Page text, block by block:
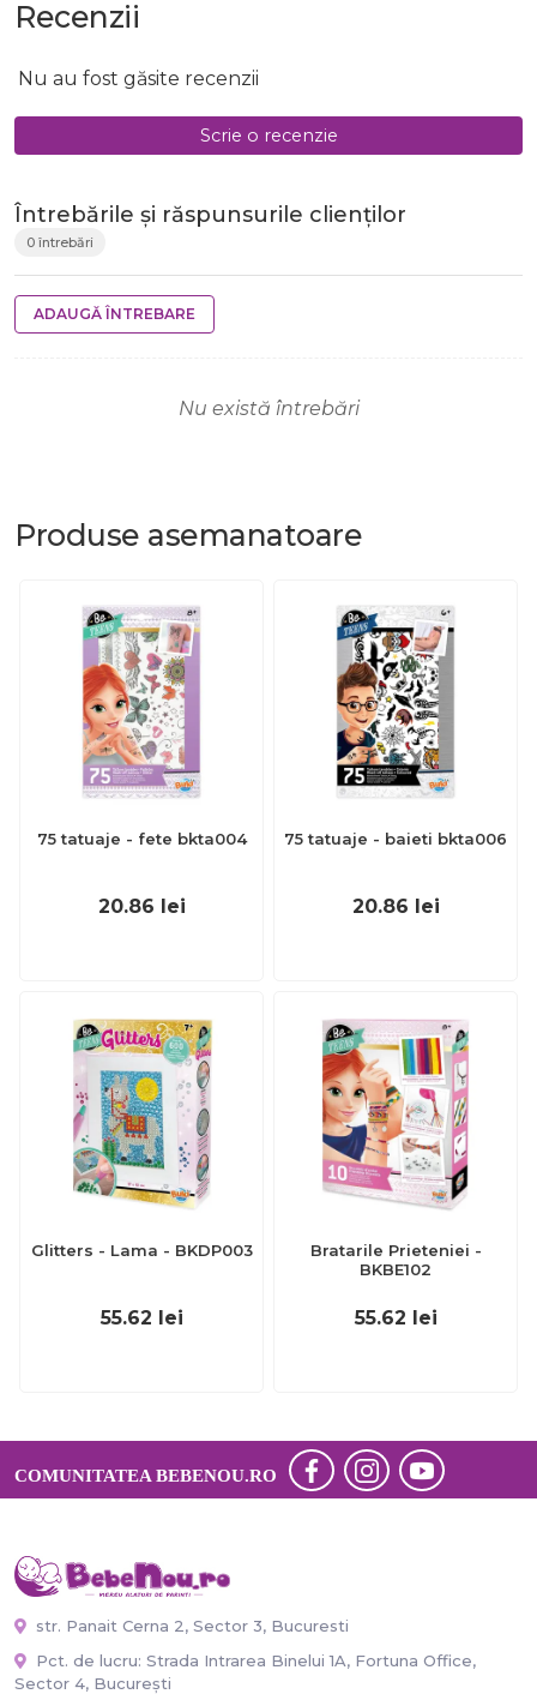
Recenzii
Nu au fost găsite recenzii
Scrie o recenzie
Întrebările și răspunsurile clienților
0 întrebări
ADAUGĂ ÎNTREBARE
Nu există întrebări
Produse asemanatoare
75 tatuaje - fete bkta004
20.86 lei
75 tatuaje - baieti bkta006
20.86 lei
Glitters - Lama - BKDP003
55.62 lei
Bratarile Prieteniei -
BKBE102
55.62 lei
COMUNITATEA BEBENOU.RO
str. Panait Cerna 2, Sector 3, Bucuresti
Pct. de lucru: Strada Intrarea Binelui 1A, Fortuna Office,
Sector 4, București